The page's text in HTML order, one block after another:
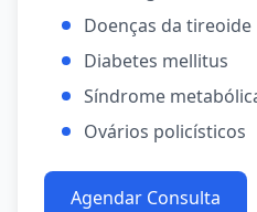
Doenças da tireoide
Diabetes mellitus
Síndrome
Ovários policísticos
Agendar Consulta